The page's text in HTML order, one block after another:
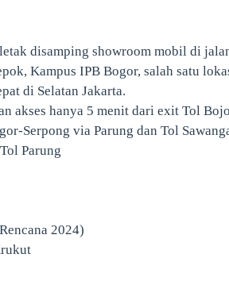
disamping showroom mobil di
Kampus IPB Bogor, salah satu
di Selatan Jakarta.
akses hanya 5 menit dari exit Tol
Serpong via Parung dan Tol
Parung
2024)